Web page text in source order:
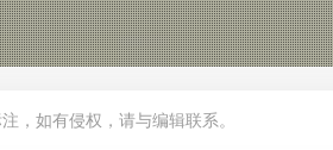
，如有侵权，请与编辑联系。